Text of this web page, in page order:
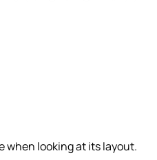
when looking at its layout.